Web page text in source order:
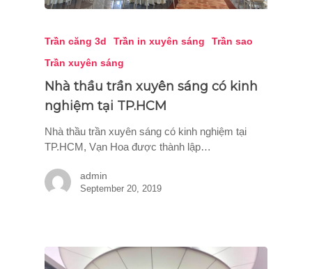
Trần căng 3d Trần in xuyên sáng
Trần sao
Trần xuyên sáng
Nhà thầu trần xuyên sáng có kinh
nghiệm tại TP.HCM
Nhà thầu trần xuyên sáng có kinh nghiệm tại
TP.HCM, Vạn Hoa được thành lập…
admin
September 20, 2019